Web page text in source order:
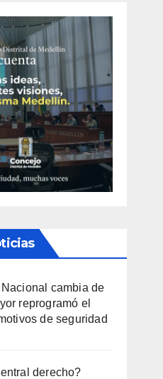
cambia de
reprogramó el
de seguridad
derecho?